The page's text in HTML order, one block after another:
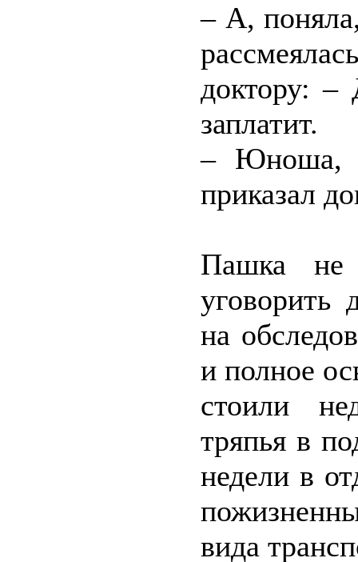
– А,
доктору: –
заплатит.
– Юноша,
приказал
Пашка не
уговорить
на
и полное
стоили
тряпья в
недели в
вида